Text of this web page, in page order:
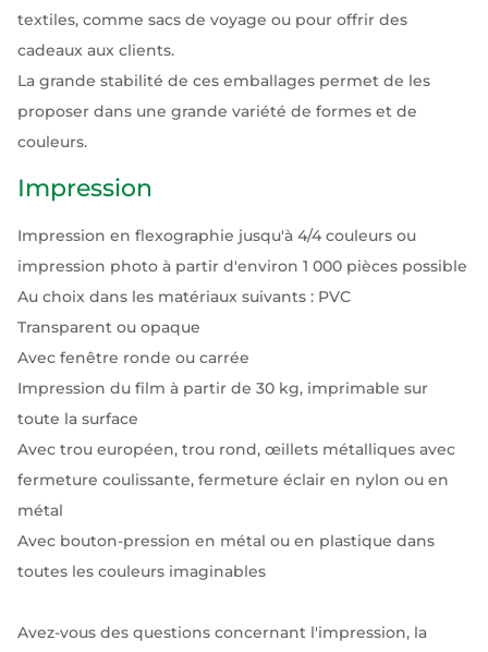
textiles, comme sacs de voyage ou pour offrir des
cadeaux aux clients.
La grande stabilité de ces emballages permet de les
proposer dans une grande variété de formes et de
couleurs.
Impression
Impression en flexographie jusqu'à 4/4 couleurs ou
impression photo à partir d'environ 1 000 pièces possible
Au choix dans les matériaux suivants : PVC
Transparent ou opaque
Avec fenêtre ronde ou carrée
Impression du film à partir de 30 kg, imprimable sur
toute la surface
Avec trou européen, trou rond, œillets métalliques avec
fermeture coulissante, fermeture éclair en nylon ou en
métal
Avec bouton-pression en métal ou en plastique dans
toutes les couleurs imaginables
Avez-vous des questions concernant l'impression, la